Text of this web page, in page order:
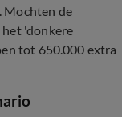
Mochten de
het 'donkere
tot 650.000 extra